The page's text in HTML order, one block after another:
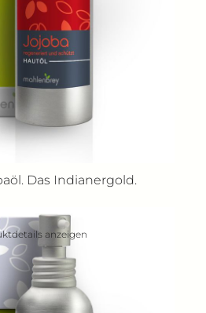
Das Indianergold.
anzeigen